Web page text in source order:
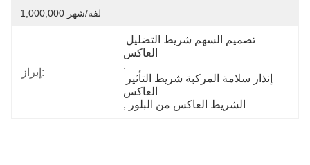
1,000,000 لفة/شهر
إبراز:
العاكس
,
العاكس
, الشريط العاكس من البلور